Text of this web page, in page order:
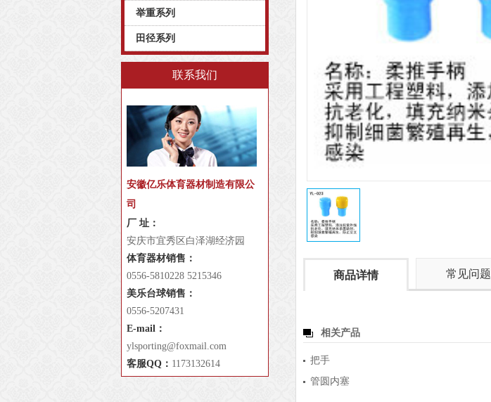
商品详情 常见问题
相关产品
把手
管圆内塞
举重系列
田径系列
联系我们
安徽亿乐体育器材制造有限公
司
厂 址：
安庆市宜秀区白泽湖经济园
体育器材销售：
0556-5810228 5215346
美乐台球销售：
0556-5207431
E-mail：
ylsporting@foxmail.com
客服QQ： 1173132614